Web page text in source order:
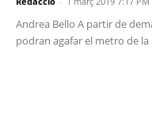
Andrea Bello A partir de
podran agafar el metro de la